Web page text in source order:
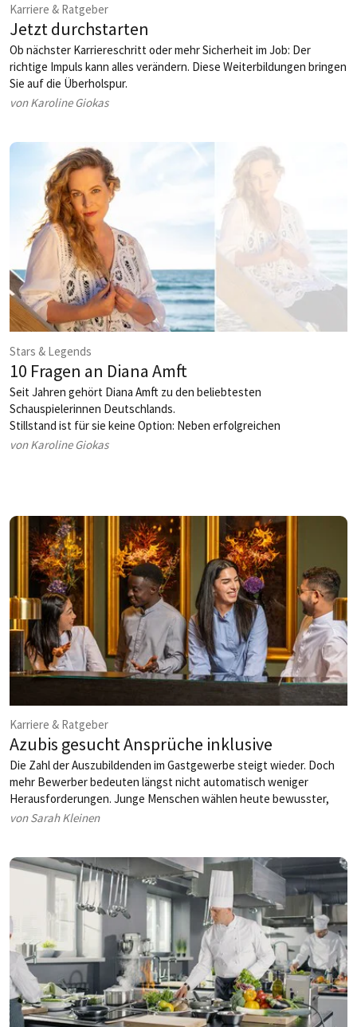
Karriere & Ratgeber
Jetzt durchstarten
Ob nächster Karriereschritt oder mehr Sicherheit im Job: Der
richtige Impuls kann alles verändern. Diese Weiterbildungen bringen
Sie auf die Überholspur.
von Karoline Giokas
Stars & Legends
10 Fragen an Diana Amft
Seit Jahren gehört Diana Amft zu den beliebtesten
Schauspielerinnen Deutschlands.
Stillstand ist für sie keine Option: Neben erfolgreichen
Kinderbüchern erobert sie nun auch die Musikwelt. Warum sie
von Karoline Giokas
Karriere & Ratgeber
Azubis gesucht Ansprüche inklusive
Die Zahl der Auszubildenden im Gastgewerbe steigt wieder. Doch
mehr Bewerber bedeuten längst nicht automatisch weniger
Herausforderungen. Junge Menschen wählen heute bewusster,
vergleichen Arbeitgeber genauer und erwarten weit mehr als einen
von Sarah Kleinen